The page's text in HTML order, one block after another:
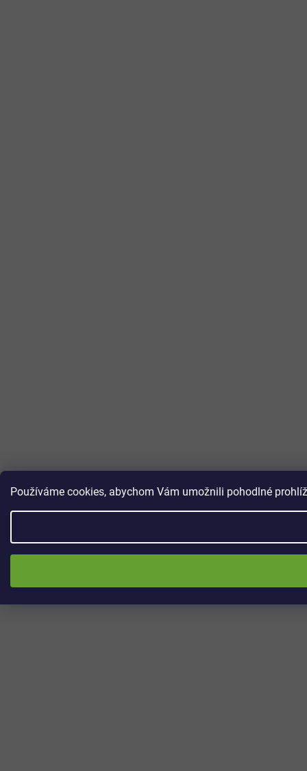
Používáme cookies, abychom Vám umožnili pohodlné